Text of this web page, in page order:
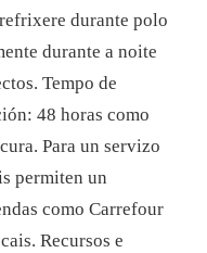
durante polo
durante a noite
Tempo de
48 horas como
Para un servizo
permiten un
como Carrefour
Recursos e